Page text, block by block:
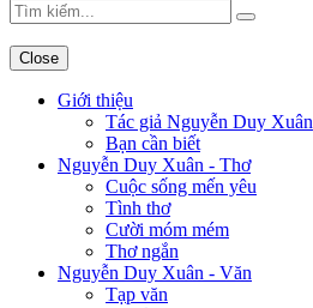
Close
Giới thiệu
Tác giả Nguyễn Duy Xuân
Bạn cần biết
Nguyễn Duy Xuân - Thơ
Cuộc sống mến yêu
Tình thơ
Cười móm mém
Thơ ngắn
Nguyễn Duy Xuân - Văn
Tạp văn